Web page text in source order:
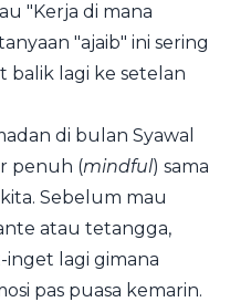
"Kerja di mana
"ajaib" ini sering
balik lagi ke setelan
di bulan Syawal
penuh (mindful) sama
Sebelum mau
atau tetangga,
lagi gimana
pas puasa kemarin.